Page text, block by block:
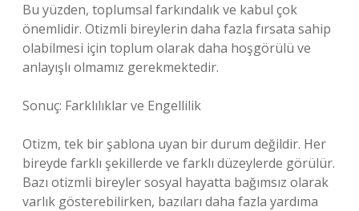
Bu yüzden, toplumsal farkındalık ve kabul çok
önemlidir. Otizmli bireylerin daha fazla fırsata sahip
olabilmesi için toplum olarak daha hoşgörülü ve
anlayışlı olmamız gerekmektedir.
Sonuç: Farklılıklar ve Engellilik
Otizm, tek bir şablona uyan bir durum değildir. Her
bireyde farklı şekillerde ve farklı düzeylerde görülür.
Bazı otizmli bireyler sosyal hayatta bağımsız olarak
varlık gösterebilirken, bazıları daha fazla yardıma